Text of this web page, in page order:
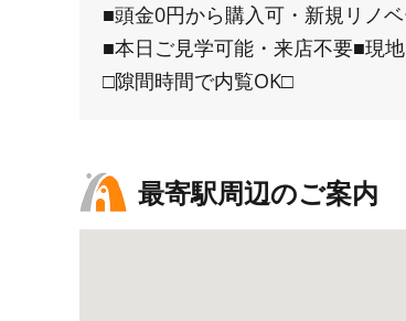
■頭金0円から購入可・新規リノ
■本日ご見学可能・来店不要■現
□隙間時間で内覧OK□
最寄駅周辺のご案内